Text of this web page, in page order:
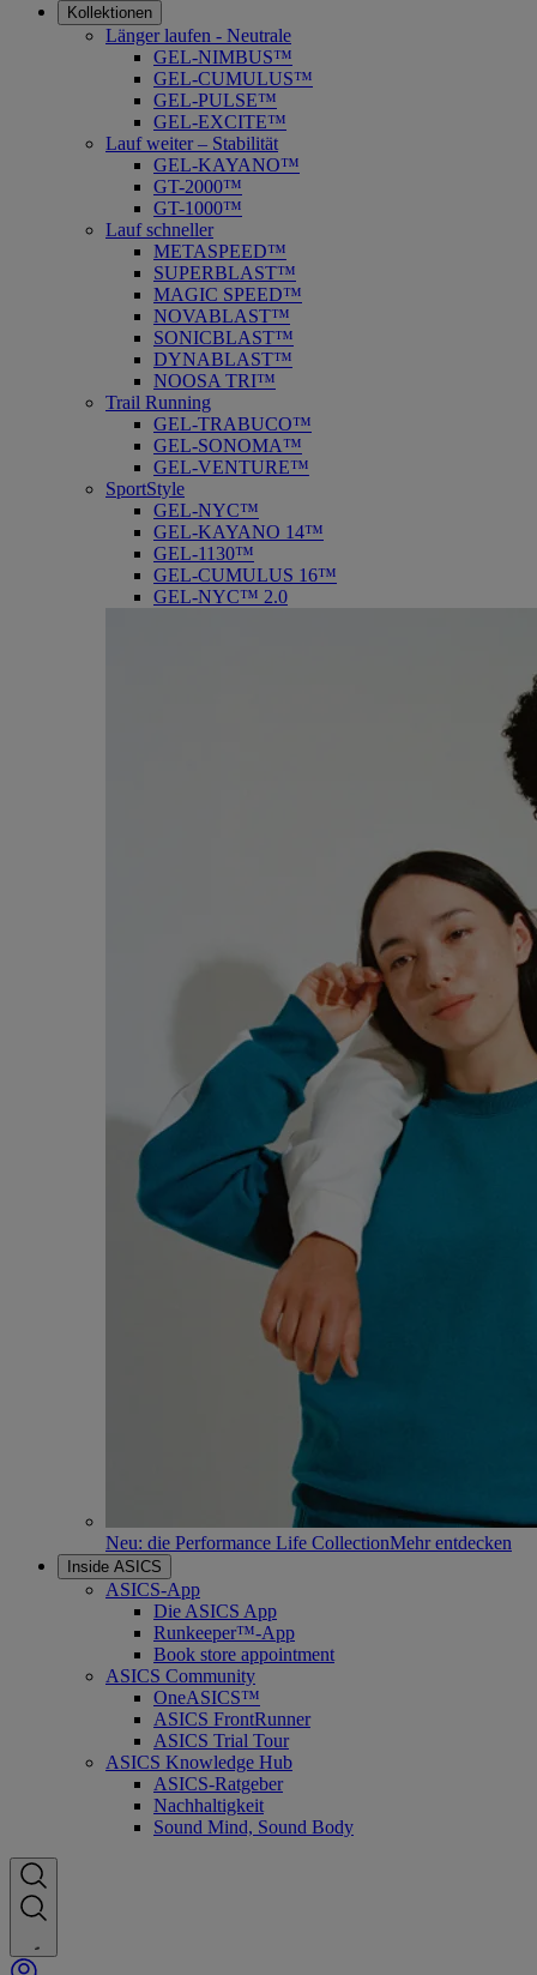
Kollektionen
Länger laufen - Neutrale
GEL-NIMBUS™
GEL-CUMULUS™
GEL-PULSE™
GEL-EXCITE™
Lauf weiter – Stabilität
GEL-KAYANO™
GT-2000™
GT-1000™
Lauf schneller
METASPEED™
SUPERBLAST™
MAGIC SPEED™
NOVABLAST™
SONICBLAST™
DYNABLAST™
NOOSA TRI™
Trail Running
GEL-TRABUCO™
GEL-SONOMA™
GEL-VENTURE™
SportStyle
GEL-NYC™
GEL-KAYANO 14™
GEL-1130™
GEL-CUMULUS 16™
GEL-NYC™ 2.0
Neu: die Performance Life CollectionMehr entdecken
Inside ASICS
ASICS-App
Die ASICS App
Runkeeper™-App
Book store appointment
ASICS Community
OneASICS™
ASICS FrontRunner
ASICS Trial Tour
ASICS Knowledge Hub
ASICS-Ratgeber
Nachhaltigkeit
Sound Mind, Sound Body